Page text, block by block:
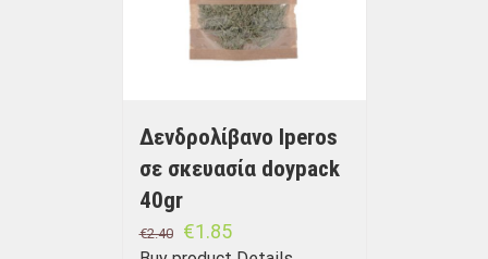
Δενδρολίβανο Iperos
σε σκευασία doypack
40gr
€2.40 €1.85